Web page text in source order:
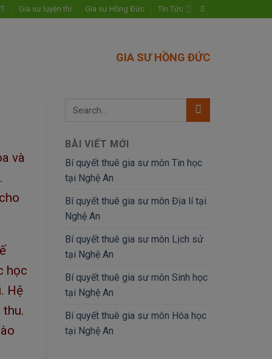
Gia sư luyện thi Gia sư Hồng Đức Tin Tức
GIA SƯ HỒNG ĐỨC
và
học
Hệ
BÀI VIẾT MỚI
Bí quyết thuê gia sư môn Tin học
tại Nghệ An
Bí quyết thuê gia sư môn Địa lí tại
Nghệ An
Bí quyết thuê gia sư môn Lịch sử
tại Nghệ An
Bí quyết thuê gia sư môn Sinh học
tại Nghệ An
Bí quyết thuê gia sư môn Hóa học
tại Nghệ An